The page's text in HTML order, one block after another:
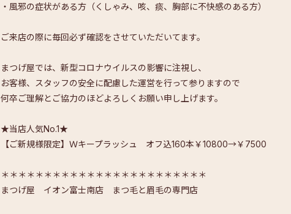
・風邪の症状がある方（くしゃみ、咳、痰、 胸部に不快感のある方）
ご来店の際に毎回必ず確認をさせていただいてます。
まつげ屋では、新型コロナウイルスの影響に注視し、
お客様、スタッフの安全に配慮した運営を行って参りますので
何卒ご理解とご協力のほどよろしくお願い申し上げます。
★当店人気No.1★
【ご新規様限定】Ｗキープラッシュ オフ込160本￥10800→￥7500
＊＊＊＊＊＊＊＊＊＊＊＊＊＊＊＊＊＊＊＊＊＊＊＊
まつげ屋 イオン富士南店 まつ毛と眉毛の専門店